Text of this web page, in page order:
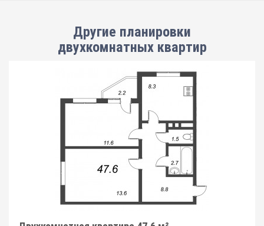
Другие планировки
двухкомнатных квартир